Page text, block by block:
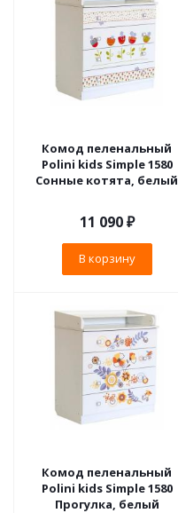
Комод пеленальный
Polini kids Simple 1580
Сонные котята, белый
11 090₽
В корзину
Комод пеленальный
Polini kids Simple 1580
Прогулка, белый